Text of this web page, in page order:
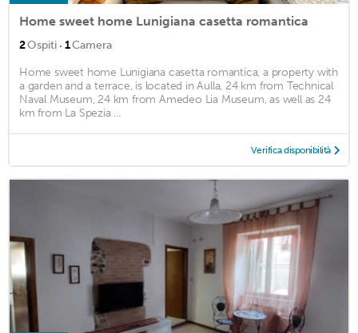
Home sweet home Lunigiana casetta romantica
2Ospiti · 1Camera
Home sweet home Lunigiana casetta romantica, a property with
a garden and a terrace, is located in Aulla, 24 km from Technical
Naval Museum, 24 km from Amedeo Lia Museum, as well as 24
km from La Spezia ...
Verifica disponibilità